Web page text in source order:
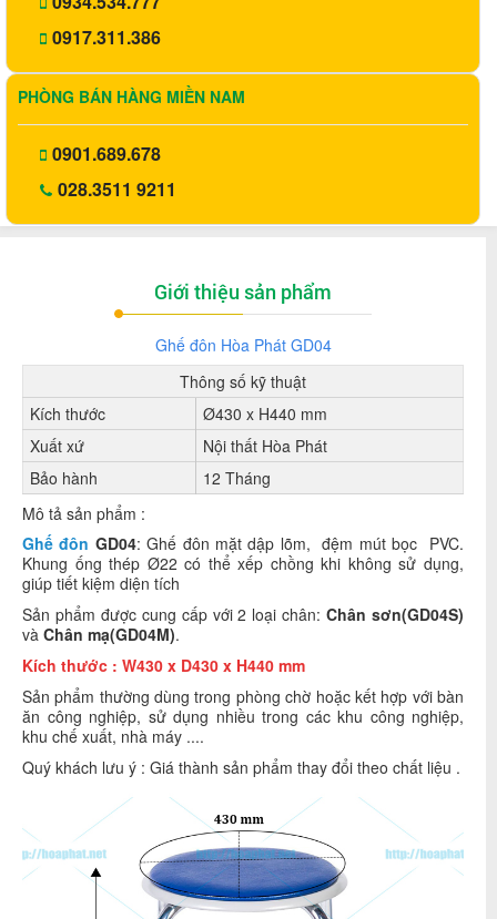
0917.311.386
PHÒNG BÁN HÀNG MIỀN NAM
0901.689.678
028.3511 9211
Giới thiệu sản phẩm
Ghế đôn Hòa Phát GD04
Thông số kỹ thuật
Kích thước
Ø430 x H440 mm
Xuất xứ
Nội thất Hòa Phát
Bảo hành
12 Tháng
Mô tả sản phẩm :
Ghế đôn GD04: Ghế đôn mặt dập lõm, đệm mút bọc PVC.
Khung ống thép Ø22 có thể xếp chồng khi không sử dụng,
giúp tiết kiệm diện tích
Sản phẩm được cung cấp với 2 loại chân:Chân sơn(GD04S)
và Chân mạ(GD04M).
Kích thước : W430 x D430 x H440 mm
Sản phẩm thường dùng trong phòng chờ hoặc kết hợp với bàn
ăn công nghiệp, sử dụng nhiều trong các khu công nghiệp,
khu chế xuất, nhà máy ....
Quý khách lưu ý : Giá thành sản phẩm thay đổi theo chất liệu .